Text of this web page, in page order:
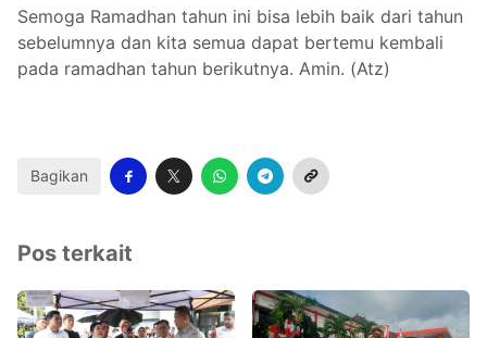
Semoga Ramadhan tahun ini bisa lebih baik dari tahun
sebelumnya dan kita semua dapat bertemu kembali
pada ramadhan tahun berikutnya. Amin. (Atz)
Bagikan
Pos terkait